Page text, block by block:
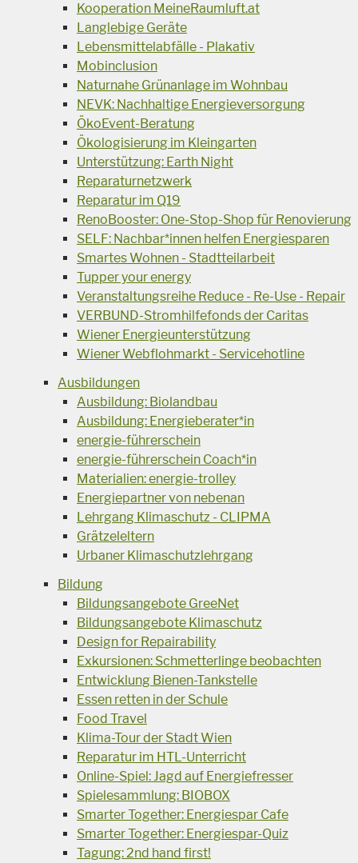
Kooperation MeineRaumluft.at
Langlebige Geräte
Lebensmittelabfälle - Plakativ
Mobinclusion
Naturnahe Grünanlage im Wohnbau
NEVK: Nachhaltige Energieversorgung
ÖkoEvent-Beratung
Ökologisierung im Kleingarten
Unterstützung: Earth Night
Reparaturnetzwerk
Reparatur im Q19
RenoBooster: One-Stop-Shop für Renovierung
SELF: Nachbar*innen helfen Energiesparen
Smartes Wohnen - Stadtteilarbeit
Tupper your energy
Veranstaltungsreihe Reduce - Re-Use - Repair
VERBUND-Stromhilfefonds der Caritas
Wiener Energieunterstützung
Wiener Webflohmarkt - Servicehotline
Ausbildungen
Ausbildung: Biolandbau
Ausbildung: Energieberater*in
energie-führerschein
energie-führerschein Coach*in
Materialien: energie-trolley
Energiepartner von nebenan
Lehrgang Klimaschutz - CLIPMA
Grätzeleltern
Urbaner Klimaschutzlehrgang
Bildung
Bildungsangebote GreeNet
Bildungsangebote Klimaschutz
Design for Repairability
Exkursionen: Schmetterlinge beobachten
Entwicklung Bienen-Tankstelle
Essen retten in der Schule
Food Travel
Klima-Tour der Stadt Wien
Reparatur im HTL-Unterricht
Online-Spiel: Jagd auf Energiefresser
Spielesammlung: BIOBOX
Smarter Together: Energiespar Cafe
Smarter Together: Energiespar-Quiz
Tagung: 2nd hand first!